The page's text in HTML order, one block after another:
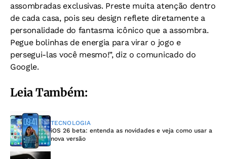
assombradas exclusivas. Preste muita atenção dentro
de cada casa, pois seu design reflete diretamente a
personalidade do fantasma icônico que a assombra.
Pegue bolinhas de energia para virar o jogo e
persegui-las você mesmo!”, diz o comunicado do
Google.
Leia Também:
TECNOLOGIA
iOS 26 beta: entenda as novidades e veja como usar a
nova versão